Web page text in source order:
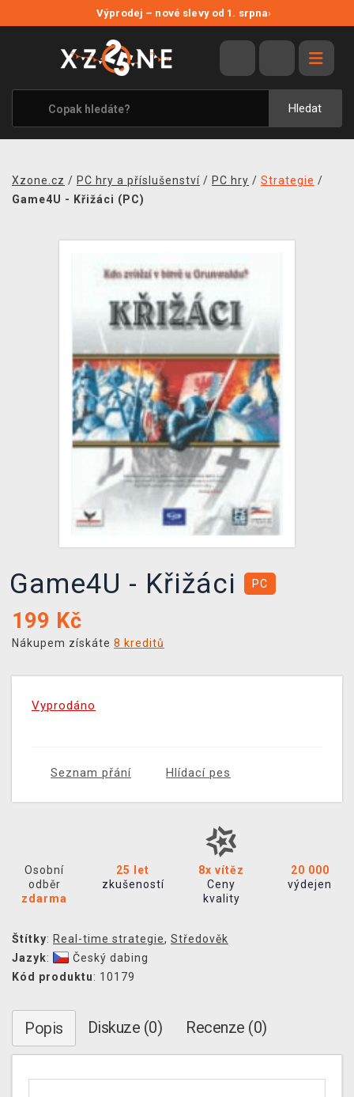
Výprodej – nové slevy od 1. srpna›
Hledat
VÝPRODEJ
VIDEOHRY
XZONE ORIGINALS
TÉMATIKY
MERCHANDISE
DOPRAVA
XZONE KLUB
TCG & BOARDGAME HUB
VÝKUP HER (BAZAR)
Xzone.cz / PC hry a příslušenství / PC hry / Strategie /
Game4U - Křižáci (PC)
Game4U - Křižáci PC
199 Kč
Nákupem získáte 8 kreditů
Vyprodáno
Seznam přání Hlídací pes
Osobní
odběr
zdarma
25 let
zkušeností
8x vítěz
Ceny
kvality
20 000
výdejen
Štítky: Real-time strategie, Středověk
Jazyk:
Český dabing
Kód produktu: 10179
Popis Diskuze (0) Recenze (0)